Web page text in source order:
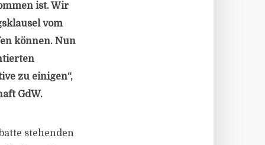
ist. Wir
vom
können. Nun
zu einigen“,
GdW.
stehenden